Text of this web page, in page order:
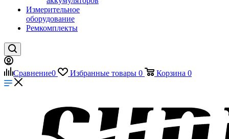
Измерительное
оборудование
Ремкомплекты
Сравнение0 Избранные товары 0 Корзина 0